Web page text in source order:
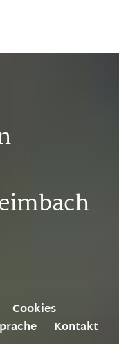
Cookies
Kontakt